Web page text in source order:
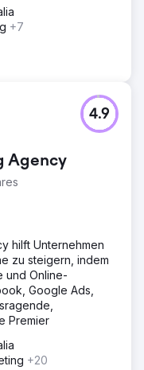
+7
Agency
4.9
hilft Unternehmen
zu steigern, indem
und Online-
Google Ads,
Premier
+20